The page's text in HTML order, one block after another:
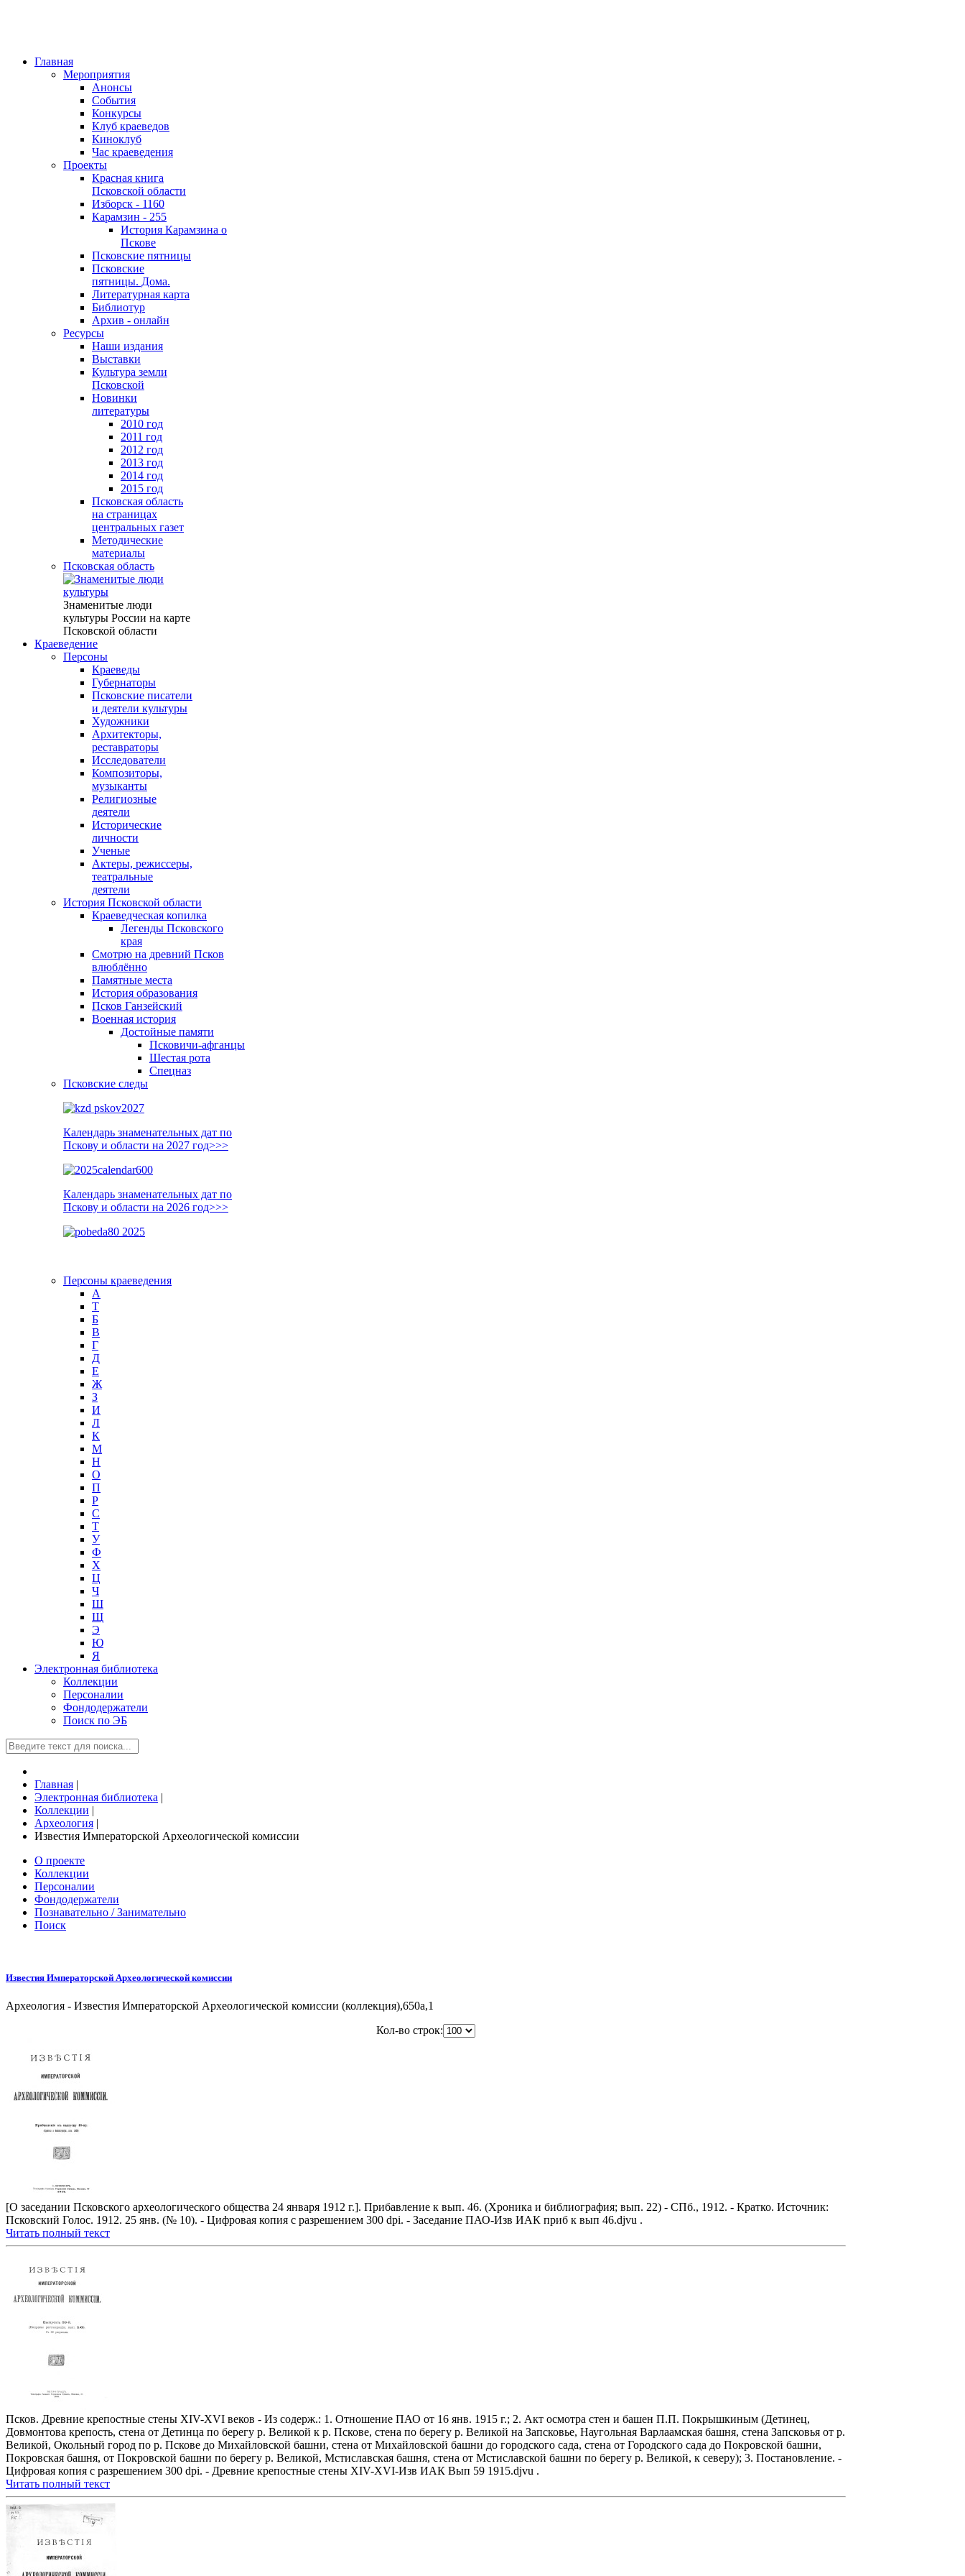
Главная
Мероприятия
Анонсы
События
Конкурсы
Клуб краеведов
Киноклуб
Час краеведения
Проекты
Красная книга
Псковской области
Изборск - 1160
Карамзин - 255
История Карамзина о
Пскове
Псковские пятницы
Псковские
пятницы. Дома.
Литературная карта
Библиотур
Архив - онлайн
Ресурсы
Наши издания
Выставки
Культура земли
Псковской
Новинки
литературы
2010 год
2011 год
2012 год
2013 год
2014 год
2015 год
Псковская область
на страницах
центральных газет
Методические
материалы
Псковская область
Знаменитые люди
культуры России на карте
Псковской области
Краеведение
Персоны
Краеведы
Губернаторы
Псковские писатели
и деятели культуры
Художники
Архитекторы,
реставраторы
Исследователи
Композиторы,
музыканты
Религиозные
деятели
Исторические
личности
Ученые
Актеры, режиссеры,
театральные
деятели
История Псковской области
Краеведческая копилка
Легенды Псковского
края
Смотрю на древний Псков
влюблённо
Памятные места
История образования
Псков Ганзейский
Военная история
Достойные памяти
Псковичи-афганцы
Шестая рота
Спецназ
Псковские следы
Календарь знаменательных дат по
Пскову и области на 2027 год>>>
Календарь знаменательных дат по
Пскову и области на 2026 год>>>
Персоны краеведения
А
T
Б
В
Г
Д
Е
Ж
З
И
Л
К
М
Н
О
П
Р
С
Т
У
Ф
Х
Ц
Ч
Ш
Щ
Э
Ю
Я
Электронная библиотека
Коллекции
Персоналии
Фондодержатели
Поиск по ЭБ
Главная |
Электронная библиотека |
Коллекции |
Археология |
Известия Императорской Археологической комиссии
О проекте
Коллекции
Персоналии
Фондодержатели
Познавательно / Занимательно
Поиск
Известия Императорской Археологической комиссии
Археология - Известия Императорской Археологической комиссии (коллекция),650a,1
Кол-во строк:
[О заседании Псковского археологического общества 24 января 1912 г.]. Прибавление к вып. 46. (Хроника и библиография; вып. 22) - СПб., 1912. - Кратко. Источник:
Псковский Голос. 1912. 25 янв. (№ 10). - Цифровая копия с разрешением 300 dpi. - Заседание ПАО-Изв ИАК приб к вып 46.djvu .
Читать полный текст
Псков. Древние крепостные стены XIV-XVI веков - Из содерж.: 1. Отношение ПАО от 16 янв. 1915 г.; 2. Акт осмотра стен и башен П.П. Покрышкиным (Детинец,
Довмонтова крепость, стена от Детинца по берегу р. Великой к р. Пскове, стена по берегу р. Великой на Запсковье, Наугольная Варлаамская башня, стена Запсковья от р.
Великой, Окольный город по р. Пскове до Михайловской башни, стена от Михайловской башни до городского сада, стена от Городского сада до Покровской башни,
Покровская башня, от Покровской башни по берегу р. Великой, Мстиславская башня, стена от Мстиславской башни по берегу р. Великой, к северу); 3. Постановление. -
Цифровая копия с разрешением 300 dpi. - Древние крепостные стены XIV-XVI-Изв ИАК Вып 59 1915.djvu .
Читать полный текст